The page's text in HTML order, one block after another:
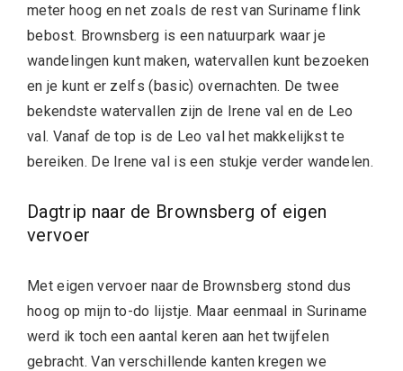
meter hoog en net zoals de rest van Suriname flink
bebost. Brownsberg is een natuurpark waar je
wandelingen kunt maken, watervallen kunt bezoeken
en je kunt er zelfs (basic) overnachten. De twee
bekendste watervallen zijn de Irene val en de Leo
val. Vanaf de top is de Leo val het makkelijkst te
bereiken. De Irene val is een stukje verder wandelen.
Dagtrip naar de Brownsberg of eigen
vervoer
Met eigen vervoer naar de Brownsberg stond dus
hoog op mijn to-do lijstje. Maar eenmaal in Suriname
werd ik toch een aantal keren aan het twijfelen
gebracht. Van verschillende kanten kregen we